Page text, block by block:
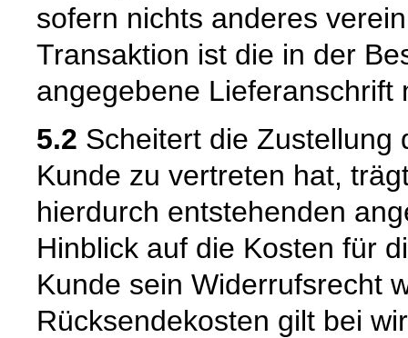
sofern nichts anderes
Transaktion ist die in der
angegebene Lieferanschrift
5.2 Scheitert die Zustellung
Kunde zu vertreten hat,
hierdurch entstehenden
Hinblick auf die Kosten für
Kunde sein Widerrufsrecht
Rücksendekosten gilt bei